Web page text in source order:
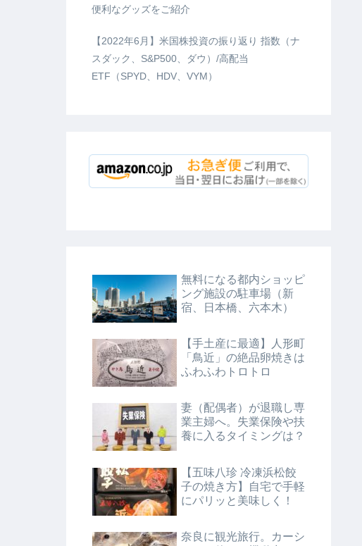
便利なグッズをご紹介
【2022年6月】米国株投資の振り返り 指数（ナ
スダック、S&P500、ダウ）/高配当
ETF（SPYD、HDV、VYM）
無料になる都内ショッピ
ング施設の駐車場（新
宿、日本橋、六本木）
【手土産に最適】人形町
「鳥近」の絶品卵焼きは
ふわふわトロトロ
妻（配偶者）が退職し専
業主婦へ。失業保険や扶
養に入るタイミングは？
【五味八珍 冷凍浜松餃
子の焼き方】自宅で手軽
にパリッと美味しく！
奈良に観光旅行。カーシ